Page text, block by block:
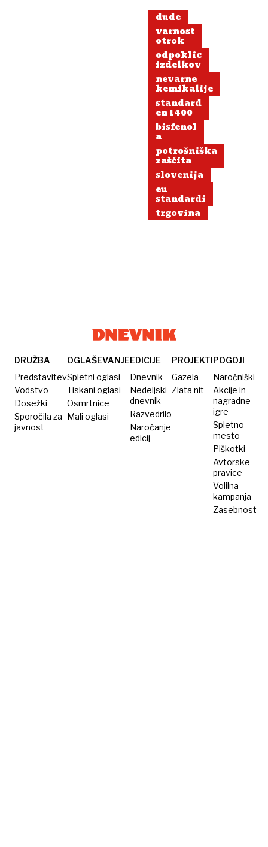
dude
varnost
otrok
odpoklic
izdelkov
nevarne
kemikalije
standard
en 1400
bisfenol
a
potrošniška
zaščita
slovenija
eu
standardi
trgovina
DRUŽBA
Predstavitev
Vodstvo
Dosežki
Sporočila za
javnost
OGLAŠEVANJE
Spletni oglasi
Tiskani oglasi
Osmrtnice
Mali oglasi
EDICIJE
Dnevnik
Nedeljski
dnevnik
Razvedrilo
Naročanje
edicij
PROJEKTI
Gazela
Zlata nit
POGOJI
Naročniški
Akcije in
nagradne
igre
Spletno
mesto
Piškotki
Avtorske
pravice
Volilna
kampanja
Zasebnost